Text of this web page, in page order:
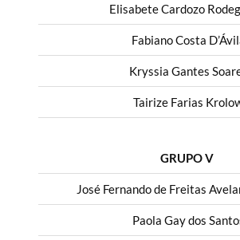
Elisabete Cardozo
Fabiano Costa
Kryssia Gantes
Tairize Farias
GRUPO V
José Fernando de Freitas
Paola Gay dos